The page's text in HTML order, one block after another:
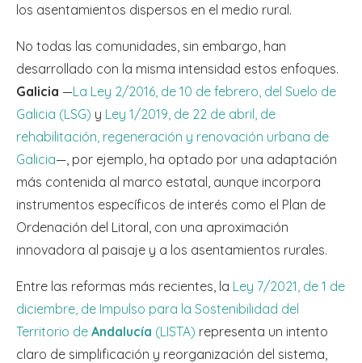
los asentamientos dispersos en el medio rural.
No todas las comunidades, sin embargo, han
desarrollado con la misma intensidad estos enfoques.
Galicia —La Ley 2/2016, de 10 de febrero, del Suelo de
Galicia (LSG) y Ley 1/2019, de 22 de abril, de
rehabilitación, regeneración y renovación urbana de
Galicia—, por ejemplo, ha optado por una adaptación
más contenida al marco estatal, aunque incorpora
instrumentos específicos de interés como el Plan de
Ordenación del Litoral, con una aproximación
innovadora al paisaje y a los asentamientos rurales.
Entre las reformas más recientes, la Ley 7/2021, de 1 de
diciembre, de Impulso para la Sostenibilidad del
Territorio de Andalucía (LISTA) representa un intento
claro de simplificación y reorganización del sistema,